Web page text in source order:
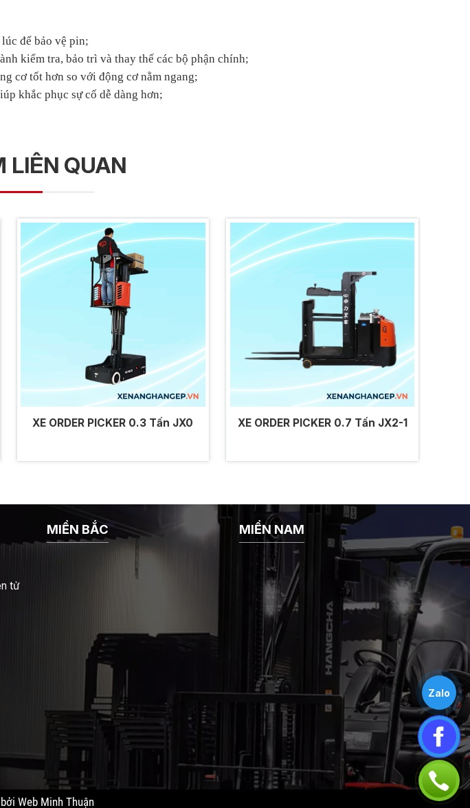
để bảo vệ pin;
kiểm tra, bảo trì và thay thế các bộ phận chính;
cơ tốt hơn so với động cơ nằm ngang;
khắc phục sự cố dễ dàng hơn;
LIÊN QUAN
XE ORDER PICKER 0.3 Tấn JX0 XE ORDER PICKER 0.7 Tấn JX2-1
tử
MIỀN BẮC MIỀN NAM
Web Minh Thuận
Zalo